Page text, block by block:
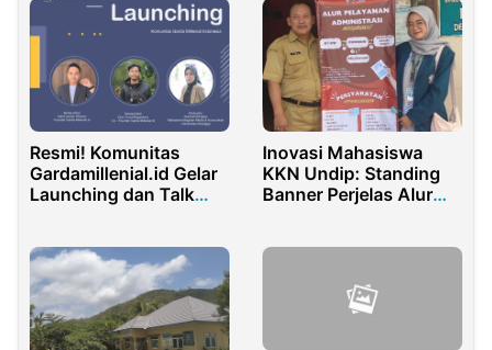
Resmi! Komunitas
Gardamillenial.id Gelar
Launching dan Talk
Inovasi Mahasiswa
KKN Undip: Standing
Banner Perjelas Alur